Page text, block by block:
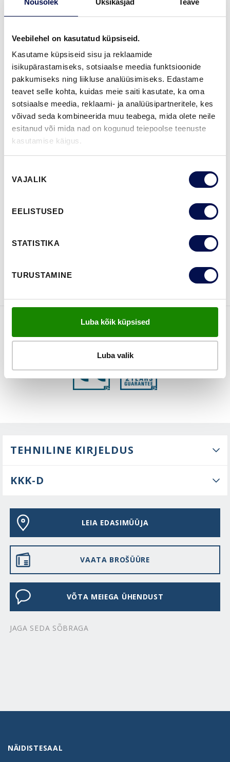
Veebilehel on kasutatud küpsiseid.
Kasutame küpsiseid sisu ja reklaamide
isikupärastamiseks, sotsiaalse meedia funktsioonide
pakkumiseks ning liikluse analüüsimiseks. Edastame
teavet selle kohta, kuidas meie saiti kasutate, ka oma
sotsiaalse meedia, reklaami- ja analüüsipartneritele, kes
võivad seda kombineerida muu teabega, mida olete neile
esitanud või mida nad on kogunud teiepoolse teenuste
kasutamise käigus.
valik
VAJALIK
EELISTUSED
STATISTIKA
TURUSTAMINE
Luba kõik küpsised
Luba valik
GARANTII:
2-AASTANE TOOTEGARANTII
VIIMISTLUS (11)
NCS S0502-YNCS S0500-NNCS S3502-YNCS S7000-NNCS S9000-N
ROHKEM
MÕÕDUD
LEIA EDASIMÜÜJA
BROŠÜÜRE
ühendust
FUNKTSIOONID
TEHNILINE KIRJELDUS
KKK-D
LEIA EDASIMÜÜJA
VAATA BROŠÜÜRE
VÕTA MEIEGA ÜHENDUST
JAGA SEDA SÕBRAGA
NÄIDISTESAAL